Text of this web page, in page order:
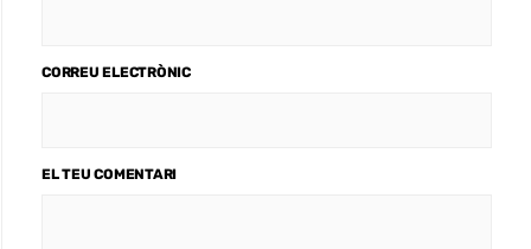
CORREU ELECTRÒNIC
EL TEU COMENTARI